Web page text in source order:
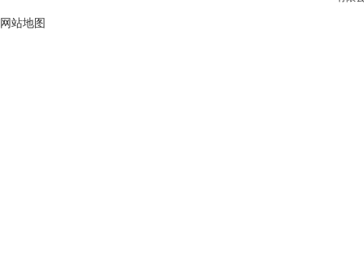
网站地图